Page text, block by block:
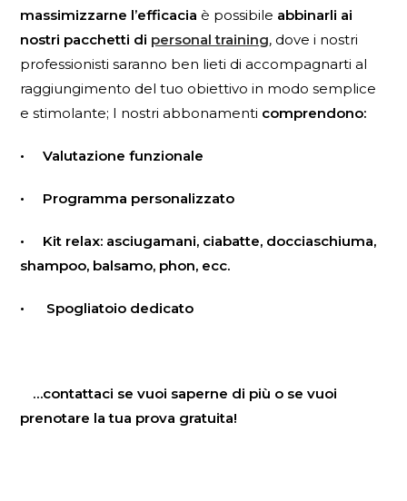
massimizzarne l’efficacia è possibile abbinarli ai
nostri pacchetti di personal training, dove i nostri
professionisti saranno ben lieti di accompagnarti al
raggiungimento del tuo obiettivo in modo semplice
e stimolante; I nostri abbonamenti comprendono:
• Valutazione funzionale
• Programma personalizzato
• Kit relax: asciugamani, ciabatte, docciaschiuma,
shampoo, balsamo, phon, ecc.
• Spogliatoio dedicato
…contattaci se vuoi saperne di più o se vuoi
prenotare la tua prova gratuita!